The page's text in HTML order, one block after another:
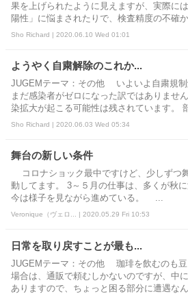
果を上げられたように見えますが、実際に
陽性」に悩まされたりで、検査精度の不確か
Sho Richard | 2020.06.10 Wed 01:01
ようやく自粛解除のこれか...
JUGEMテーマ：その他 いよいよ自粛規制
まだ感染者がゼロになった訳ではありませ
染拡大が起こる可能性は残されています。
Sho Richard | 2020.06.03 Wed 05:34
舞台の新しい条件
コロナショック最中ですけど、少しずつ
動してます。 3～５月の仕事は、多くが秋に
今は様子を見ながら進めている。 ...
Veronique（ヴェロ... | 2020.05.29 Fri 10:53
日常を取り戻すことが最も...
JUGEMテーマ：その他 珈琲を飲むのも豆
場合は、通販で頼むしかないのですが、中
ありますので、ちょっと困る部分に遭遇なん